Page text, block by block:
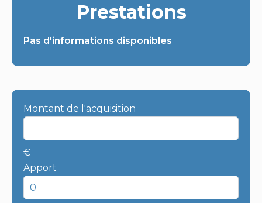
Prestations
Pas d'informations disponibles
Montant de l'acquisition
€
Apport